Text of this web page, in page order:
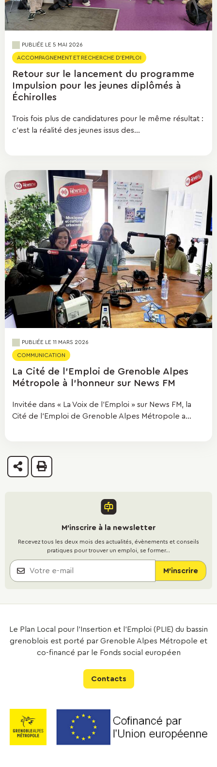
PUBLIÉE LE 5 MAI 2026
ACCOMPAGNEMENT ET RECHERCHE D'EMPLOI
Retour sur le lancement du programme
Impulsion pour les jeunes diplômés à
Échirolles
Trois fois plus de candidatures pour le même résultat :
c'est la réalité des jeunes issus des...
PUBLIÉE LE 11 MARS 2026
COMMUNICATION
La Cité de l’Emploi de Grenoble Alpes
Métropole à l’honneur sur News FM
Invitée dans « La Voix de l’Emploi » sur News FM, la
Cité de l’Emploi de Grenoble Alpes Métropole a...
PartagerImprimer
M'inscrire à la newsletter
Recevez tous les deux mois des actualités, évènements et conseils
pratiques pour trouver un emploi, se former...
Le Plan Local pour l’Insertion et l’Emploi (PLIE) du bassin
grenoblois est porté par Grenoble Alpes Métropole et
co-financé par le Fonds social européen
Contacts